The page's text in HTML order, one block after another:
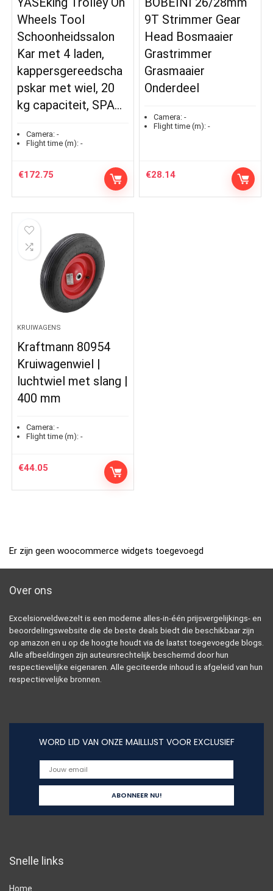
Wheels Tool
Schoonheidssalon
Kar met 4 laden,
kappersgereedscha
pskar met wiel, 20
kg capaciteit, SPA…
Camera: -
Flight time (m): -
€172.75
9T Strimmer Gear
Head Bosmaaier
Grastrimmer
Grasmaaier
Onderdeel
Camera: -
Flight time (m): -
€28.14
KRUIWAGENS
Kraftmann 80954
Kruiwagenwiel |
luchtwiel met slang |
400 mm
Camera: -
Flight time (m): -
€44.05
Er zijn geen woocommerce widgets toegevoegd
Over ons
Excelsiorveldwezelt is een moderne alles-in-één prijsvergelijkings- en
beoordelingswebsite die de beste deals biedt die beschikbaar zijn
op amazon en u op de hoogte houdt via de laatst toegevoegde blogs.
Alle afbeeldingen zijn auteursrechtelijk beschermd door hun
respectievelijke eigenaren. Alle geciteerde inhoud is afgeleid van hun
respectievelijke bronnen.
WORD LID VAN ONZE MAILLIJST VOOR EXCLUSIEF
Snelle links
Home